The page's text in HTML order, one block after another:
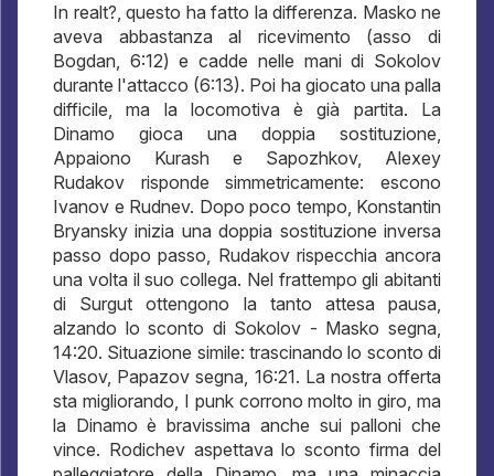
In realt?, questo ha fatto la differenza. Masko ne
aveva abbastanza al ricevimento (asso di
Bogdan, 6:12) e cadde nelle mani di Sokolov
durante l'attacco (6:13). Poi ha giocato una palla
difficile, ma la locomotiva è già partita. La
Dinamo gioca una doppia sostituzione,
Appaiono Kurash e Sapozhkov, Alexey
Rudakov risponde simmetricamente: escono
Ivanov e Rudnev. Dopo poco tempo, Konstantin
Bryansky inizia una doppia sostituzione inversa
passo dopo passo, Rudakov rispecchia ancora
una volta il suo collega. Nel frattempo gli abitanti
di Surgut ottengono la tanto attesa pausa,
alzando lo sconto di Sokolov - Masko segna,
14:20. Situazione simile: trascinando lo sconto di
Vlasov, Papazov segna, 16:21. La nostra offerta
sta migliorando, I punk corrono molto in giro, ma
la Dinamo è bravissima anche sui palloni che
vince. Rodichev aspettava lo sconto firma del